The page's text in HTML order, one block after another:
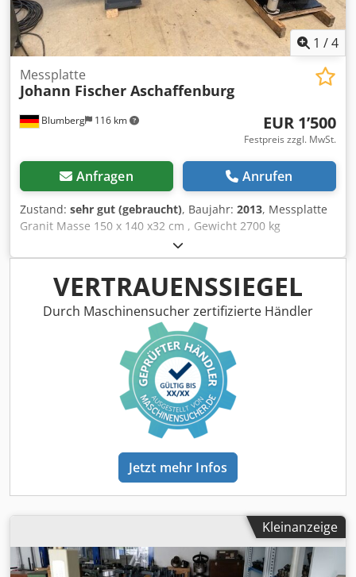
1 /4
Blumberg 116 km
Messplatte
Johann Fischer Aschaffenburg
EUR 1’500
Festpreis zzgl. MwSt.
Anfragen Anrufen
Zustand: sehr gut (gebraucht), Baujahr: 2013, Messplatte
Granit Masse 150 x 140 x32 cm , Gewicht 2700 kg
Untergestell 4 Stück Hydr . Puffer letzte Kalibrierung 2023
Chodpozmidcsfx Amvoa
VERTRAUENSSIEGEL
Durch Maschinensucher zertifizierte Händler
Jetzt mehr Infos
Kleinanzeige